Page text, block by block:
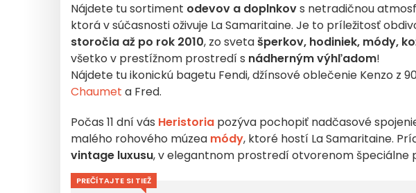
Nájdete tu sortiment odevov a doplnkovs netradičnou
ktorá v súčasnosti oživuje La Samaritaine. Je to príležitosť
storočia až po rok 2010, zo svetašperkov, hodiniek, módy,
všetko v prestížnom prostredí s nádherným výhľadom!
Nájdete tu ikonickú bagetu Fendi, džínsové oblečenie Kenzo z
Chaumet a Fred.
Počas 11 dní vás Heristoria pozýva pochopiť nadčasové
malého rohového múzea módy, ktoré hostí La Samaritaine.
vintage luxusu, v elegantnom prostredí otvorenom špeciálne
PREČÍTAJTE SI TIEŽ